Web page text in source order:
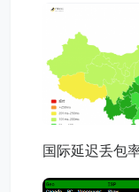
国际延迟丢包